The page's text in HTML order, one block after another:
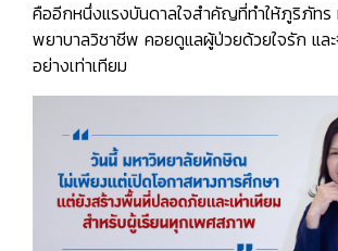
คืออีกหนึ่งแรงบันดาลใจสำคัญที่ทำให้ภูริภัทร
พยาบาลวิชาชีพ คอยดูแลผู้ป่วยด้วยใจรัก แล
อย่างเท่าเทียม